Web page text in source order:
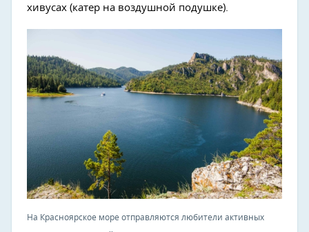
хивусах (катер на воздушной подушке).
На Красноярское море отправляются любители активных